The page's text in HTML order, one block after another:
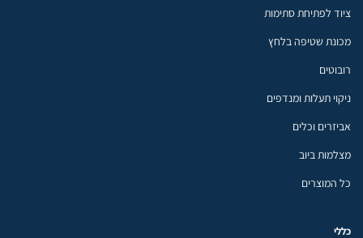
ציוד לפתיחת סתימות
מכונת שטיפה בלחץ
רובוטים
ניקוי תעלות ומנדפים
אביזרים וכלים
מצלמות ביוב
כל המוצרים
כללי